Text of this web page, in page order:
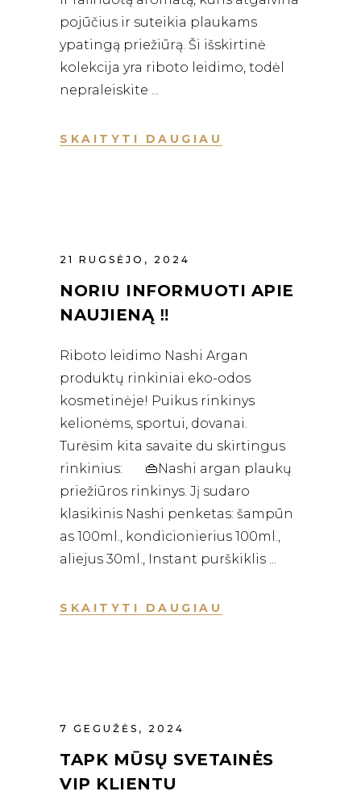
pojūčius ir suteikia plaukams
ypatingą priežiūrą. Ši išskirtinė
kolekcija yra riboto leidimo, todėl
nepraleiskite
SKAITYTI DAUGIAU
21 RUGSĖJO, 2024
NORIU INFORMUOTI APIE
NAUJIENĄ ‼️
Riboto leidimo Nashi Argan
produktų rinkiniai eko-odos
kosmetinėje! Puikus rinkinys
kelionėms, sportui, dovanai.
Turėsim kita savaite du skirtingus
rinkinius: 👜Nashi argan plaukų
priežiūros rinkinys. Jį sudaro
klasikinis Nashi penketas: šampūn
as 100ml., kondicionierius 100ml.,
aliejus 30ml., Instant purškiklis
SKAITYTI DAUGIAU
7 GEGUŽĖS, 2024
TAPK MŪSŲ SVETAINĖS
VIP KLIENTU